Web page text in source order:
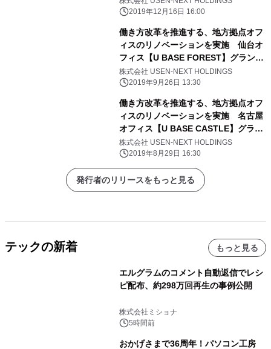
2019年12月16日 16:00
働き方改革を推進する、地方拠点オフ
ィスのリノベーションを実施 仙台オ
フィス【U BASE FOREST】グランド
オープン
株式会社 USEN-NEXT HOLDINGS
2019年9月26日 13:30
働き方改革を推進する、地方拠点オフ
ィスのリノベーションを実施 名古屋
オフィス【U BASE CASTLE】グラン
ドオープン
株式会社 USEN-NEXT HOLDINGS
2019年8月29日 16:30
発行者のリリースをもっと見る
テックの新着 もっと見る
エルグラムのコメント自動返信でレシ
ピ配布、約298万回再生の事例公開
株式会社ミショナ
5時間前
おかげさまで36周年！パソコン工房